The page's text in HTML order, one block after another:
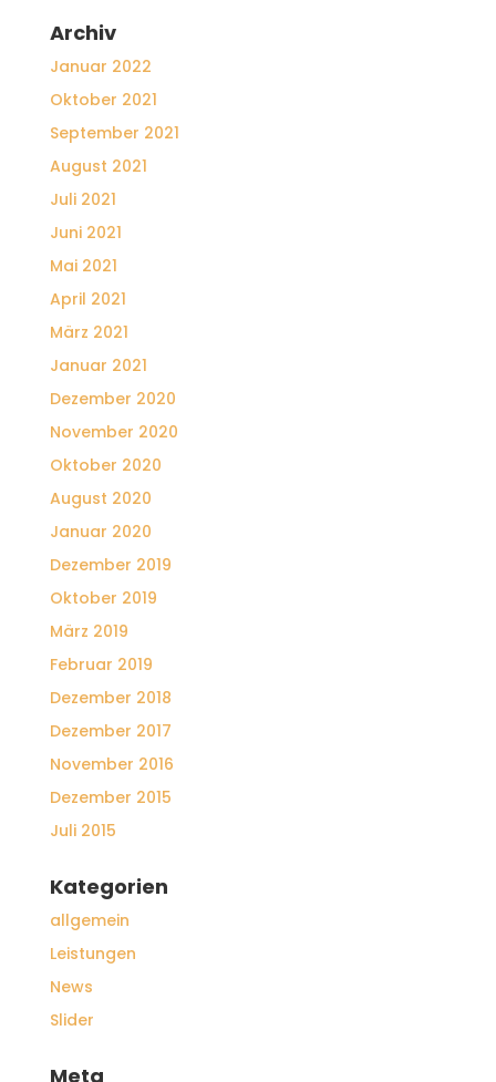
Archiv
Januar 2022
Oktober 2021
September 2021
August 2021
Juli 2021
Juni 2021
Mai 2021
April 2021
März 2021
Januar 2021
Dezember 2020
November 2020
Oktober 2020
August 2020
Januar 2020
Dezember 2019
Oktober 2019
März 2019
Februar 2019
Dezember 2018
Dezember 2017
November 2016
Dezember 2015
Juli 2015
Kategorien
allgemein
Leistungen
News
Slider
Meta